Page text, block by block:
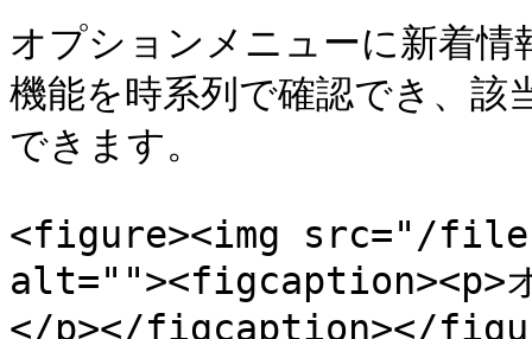
オプションメニューに新着
機能を時系列で確認でき、該
できます。
<figure><img src="/
alt=""><figcaption><p>オ
</p></figcaption></